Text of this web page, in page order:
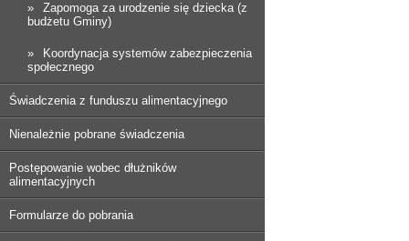
Zapomoga za urodzenie się dziecka (z
budżetu Gminy)
Koordynacja systemów zabezpieczenia
społecznego
Świadczenia z funduszu alimentacyjnego
Nienależnie pobrane świadczenia
Postępowanie wobec dłużników
alimentacyjnych
Formularze do pobrania